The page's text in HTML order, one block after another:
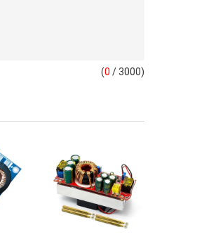
(0 / 3000)